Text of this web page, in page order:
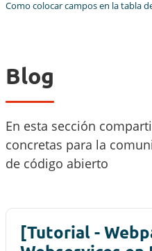
Como colocar campos en la tabla
Blog
En esta sección
concretas para la
de código abierto
[Tutorial -